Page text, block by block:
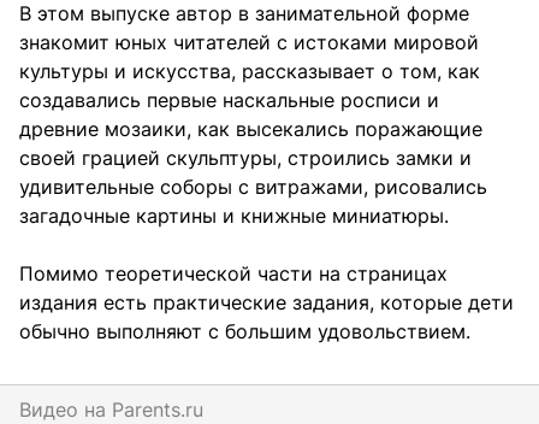
В этом выпуске автор в занимательной форме
знакомит юных читателей с истоками мировой
культуры и искусства, рассказывает о том, как
создавались первые наскальные росписи и
древние мозаики, как высекались поражающие
своей грацией скульптуры, строились замки и
удивительные соборы с витражами, рисовались
загадочные картины и книжные миниатюры.
Помимо теоретической части на страницах
издания есть практические задания, которые дети
обычно выполняют с большим удовольствием.
Видео на parents.ru